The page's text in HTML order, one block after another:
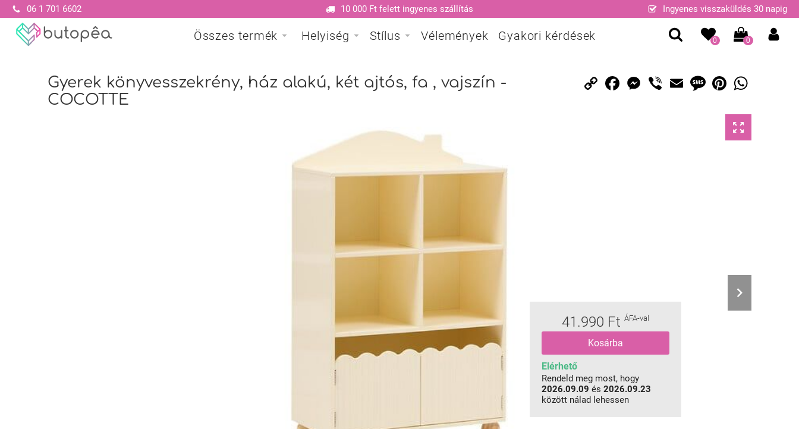
06 1 701 6602 10 000 Ft felett ingyenes szállítás Ingyenes visszaküldés 30 napig
Összes termék Helyiség Stílus Vélemények Gyakori kérdések 0 0
Gyerek könyvesszekrény, ház alakú, két ajtós, fa , vajszín -
COCOTTE
Copy
Link
FacebookMessenger
Viber Email MessagePinterest
41.990 Ft ÁFA-val
Kosárba
Elérhető
Rendeld meg most, hogy
2026.09.09 és 2026.09.23
között nálad lehessen